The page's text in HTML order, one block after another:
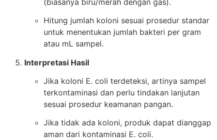
Hitung jumlah koloni sesuai prosedur standar
untuk menentukan jumlah bakteri per gram
atau mL sampel.
Interpretasi Hasil
Jika koloni E. coli terdeteksi, artinya sampel
terkontaminasi dan perlu tindakan lanjutan
sesuai prosedur keamanan pangan.
Jika tidak ada koloni, produk dapat dianggap
aman dari kontaminasi E. coli.